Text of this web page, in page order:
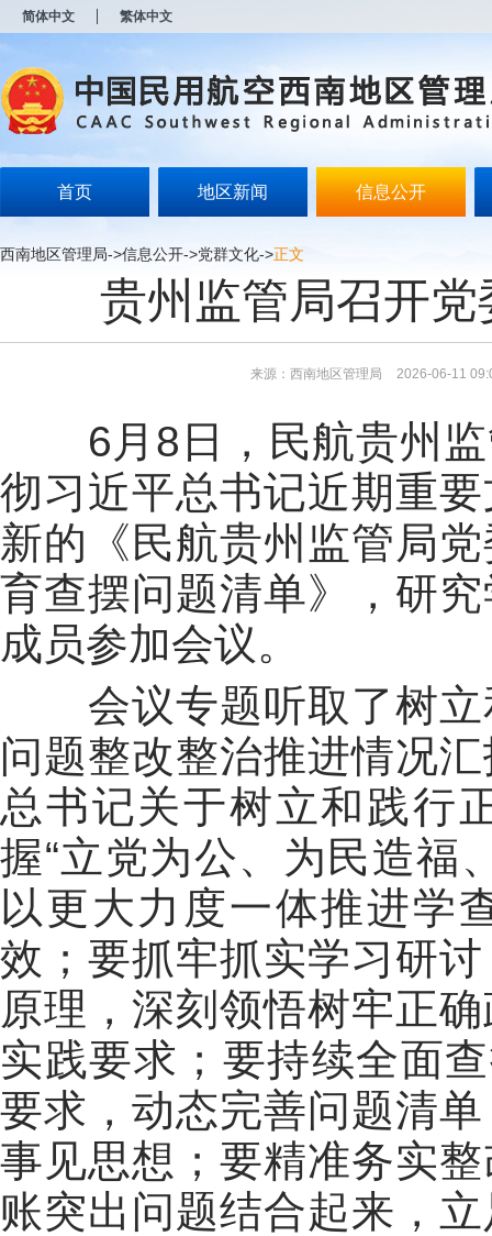
简体中文 繁体中文
首页 地区新闻 信息公开
西南地区管理局->信息公开->党群文化->正文
贵州监管局召开
来源：西南地区管理局 2026-06-11
6月8日
，民航贵州
彻习近平总书记近期重
新的《 民航贵州监管局
育查摆问题清单》，研
成员参加会议。
会议专题听取 了树
问题整改整治推进情况
总书记关于树立和践行
握“立党为公、为民造福
以更大力度一体推进学
效 ； 要抓牢抓实学习研
原理，深刻领悟树牢正
实践要求 ； 要持续全面
要求，动态完善问题清
事见思想 ； 要精准务实
账突出问题结合起来，
开
无
障
说
按
Alt
键